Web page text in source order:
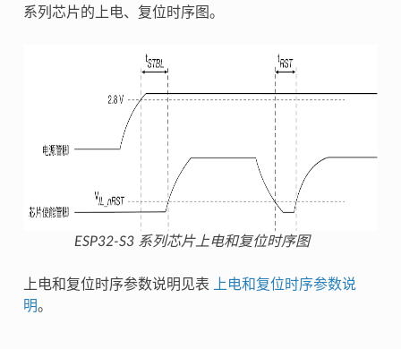
系列芯片的上电、复位时序图。
ESP32-S3 系列芯片上电和复位时序图
上电和复位时序参数说明见表
上电和复位时序参数说
明。